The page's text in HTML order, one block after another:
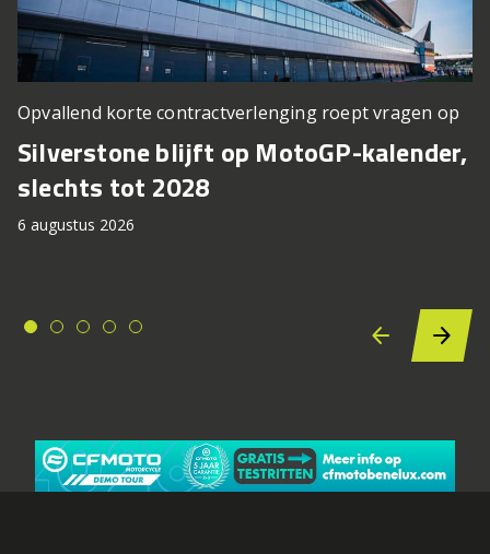
Opvallend korte contractverlenging roept vragen op
Silverstone blijft op MotoGP-kalender,
slechts tot 2028
6 augustus 2026